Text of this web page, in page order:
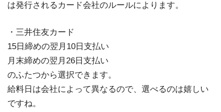
は発行されるカード会社のルールによります。
・三井住友カード
15日締めの翌月10日支払い
月末締めの翌月26日支払い
のふたつから選択できます。
給料日は会社によって異なるので、選べるのは嬉しい
ですね。